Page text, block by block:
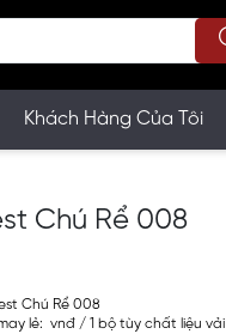
Khách Hàng Của Tôi
Chú Rể 008
Chú Rể 008
lẻ: vnđ / 1 bộ tùy chất liệu vải